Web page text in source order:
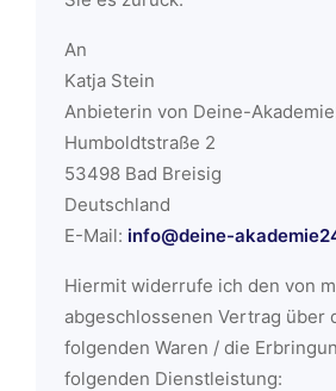
An
Katja Stein
Anbieterin von Deine-
Humboldtstraße 2
53498 Bad Breisig
Deutschland
E-Mail: info@deine-
Hiermit widerrufe ich den von
abgeschlossenen Vertrag über
folgenden Waren / die
folgenden Dienstleistung: